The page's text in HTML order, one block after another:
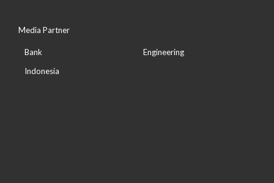
Media Partner
Bank
Indonesia
Engineering